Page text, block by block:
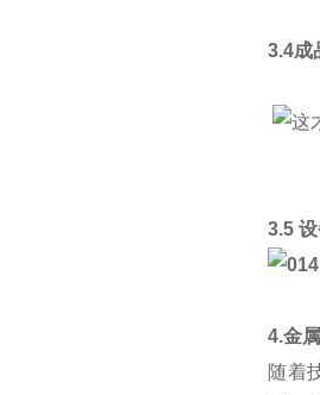
3.4成
3.5
4.金
随着